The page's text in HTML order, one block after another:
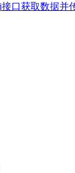
接口获取数据并